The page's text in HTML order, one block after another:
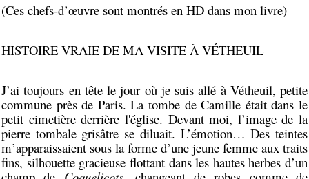
(Ces chefs-d’œuvre sont montrés en HD dans mon livre)
HISTOIRE VRAIE DE MA VISITE À VÉTHEUIL
J’ai toujours en tête le jour où je suis allé à Vétheuil, petite
commune près de Paris. La tombe de Camille était dans le
petit cimetière derrière l'église. Devant moi, l’image de la
pierre tombale grisâtre se diluait. L’émotion… Des teintes
m’apparaissaient sous la forme d’une jeune femme aux traits
fins, silhouette gracieuse flottant dans les hautes herbes d’un